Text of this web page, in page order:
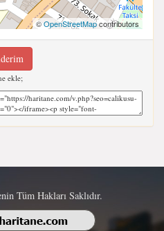
©OpenStreetMapcontributors
ekle;
Tüm Hakları Saklıdır.